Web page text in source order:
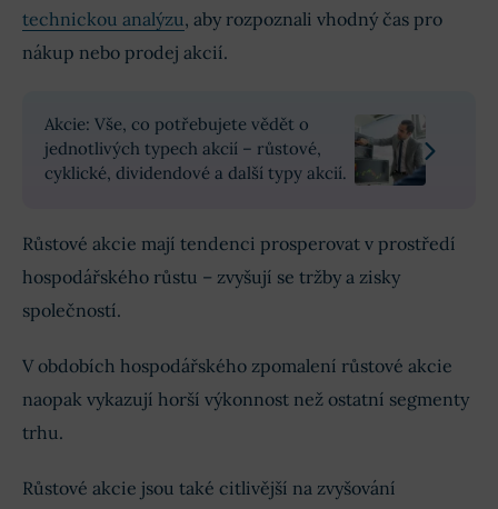
technickou analýzu, aby rozpoznali vhodný čas pro
nákup nebo prodej akcií.
Akcie: Vše, co potřebujete vědět o
jednotlivých typech akcií – růstové,
cyklické, dividendové a další typy akcií.
Růstové akcie mají tendenci prosperovat v prostředí
hospodářského růstu – zvyšují se tržby a zisky
společností.
V obdobích hospodářského zpomalení růstové akcie
naopak vykazují horší výkonnost než ostatní segmenty
trhu.
Růstové akcie jsou také citlivější na zvyšování